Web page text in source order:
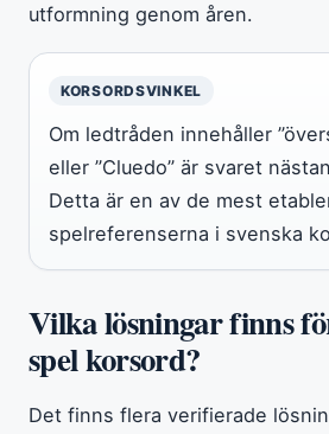
utformning genom åren.
KORSORDSVINKEL
Om ledtråden innehåller
eller ”Cluedo” är svaret
Detta är en av de mest
spelreferenserna i svenska
Vilka lösningar finns
spel korsord?
Det finns flera verifierade